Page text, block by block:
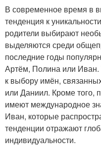
В современное время в
тенденция к
родители выбирают
выделяются среди
последние годы
Артём, Полина или Иван.
к выбору имён,
или Даниил. Кроме того,
имеют международное
Иван, которые
тенденции отражают
индивидуальности.